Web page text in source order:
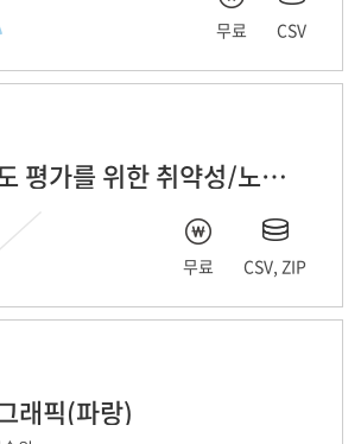
무료 CSV
재해 위험도 평가를 위한 취약성/노출성 데이터
무료 CSV, ZIP
래픽(파랑)